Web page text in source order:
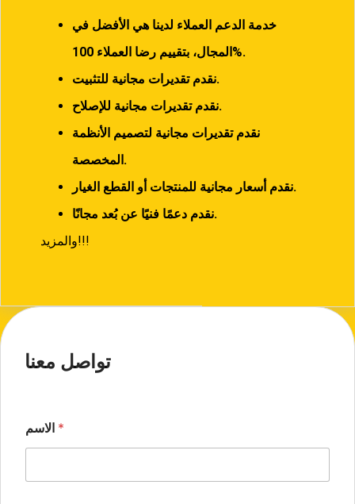
خدمة الدعم العملاء لدينا هي الأفضل في
المجال، بتقييم رضا العملاء100%.
نقدم تقديرات مجانية للتثبيت.
نقدم تقديرات مجانية للإصلاح.
نقدم تقديرات مجانية لتصميم الأنظمة
المخصصة.
نقدم أسعار مجانية للمنتجات أو القطع الغيار.
نقدم دعمًا فنيًا عن بُعد مجانًا.
والمزيد!!!
تواصل معنا
*